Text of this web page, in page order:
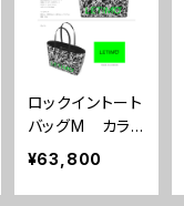
ロックイントート
バッグM カラ
ー/ブレインズブ
ラック ■配送
まで約１か月
¥63,800